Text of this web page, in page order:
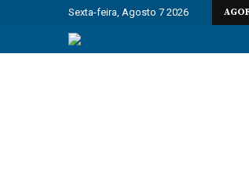
Sexta-feira, Agosto 7 2026